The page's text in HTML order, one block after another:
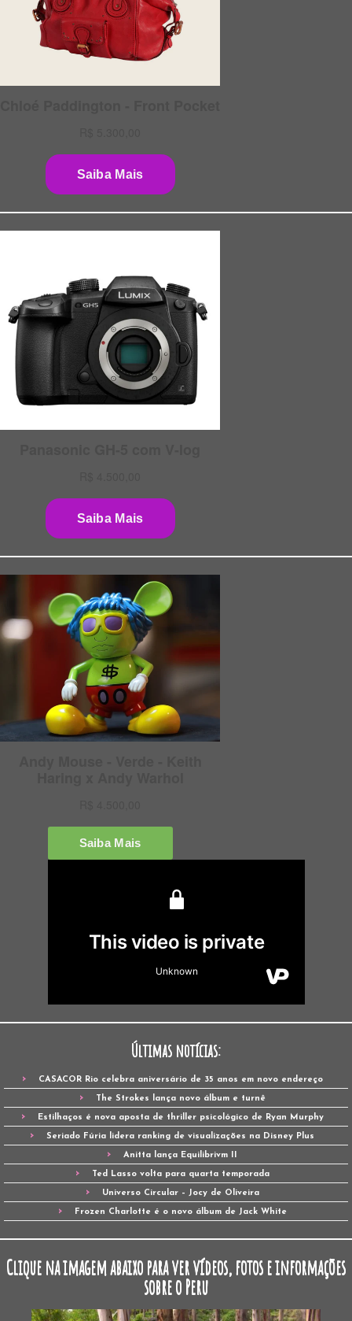
Últimas notícias:
CASACOR Rio celebra aniversário de 35 anos em novo endereço
The Strokes lança novo álbum e turnê
Estilhaços é nova aposta de thriller psicológico de Ryan Murphy
Seriado Fúria lidera ranking de visualizações na Disney Plus
Anitta lança Equilibrivm II
Ted Lasso volta para quarta temporada
Universo Circular – Jocy de Oliveira
Frozen Charlotte é o novo álbum de Jack White
Clique na imagem abaixo para ver vídeos, fotos e informações
sobre o Peru